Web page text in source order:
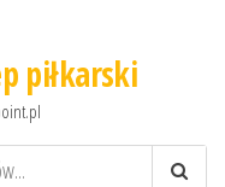
piłkarski